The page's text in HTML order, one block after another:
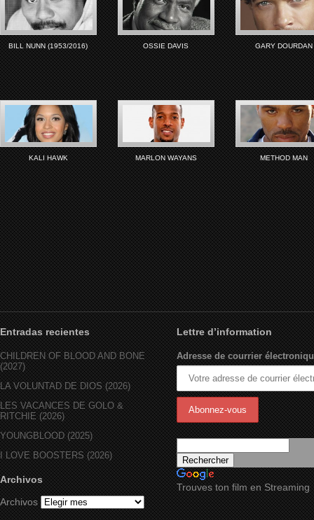
BILL NUNN (1953/2016) OSSIE DAVIS GARY DOURDAN
KALI HAWK MARLON WAYANS METHOD MAN
Entradas recientes
CHILDREN OF BLOOD AND BONE
(2027)
LA VOLUNTAD DE DIOS (2026)
LES VACANCES DE GOLO &
RITCHIE (2026)
YOUNGBLOOD (2025)
I LOVE BOOSTERS (2026)
Archivos
Archivos
Lettre d’information
Adresse de courrier
Trouves ton film en Streaming